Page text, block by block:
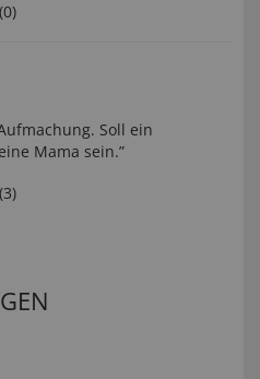
0)
Soll ein
Mama sein.”
3)